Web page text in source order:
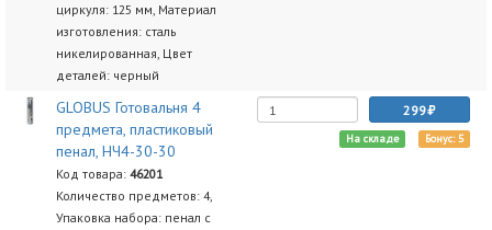
циркуля: 125 мм, Материал
изготовления: сталь
никелированная, Цвет
деталей: черный
GLOBUS Готовальня 4
предмета, пластиковый
пенал, НЧ4-30-30
Код товара: 46201
Количество предметов: 4,
Упаковка набора: пенал с
299
На складе Бонус: 5